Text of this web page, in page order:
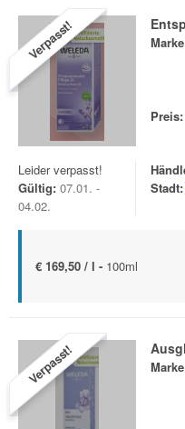
Verpasst!
Preis:
Leider verpasst!
Gültig: 07.01. -
04.02.
Stadt:
€ 169,50 / l - 100ml
Verpasst!